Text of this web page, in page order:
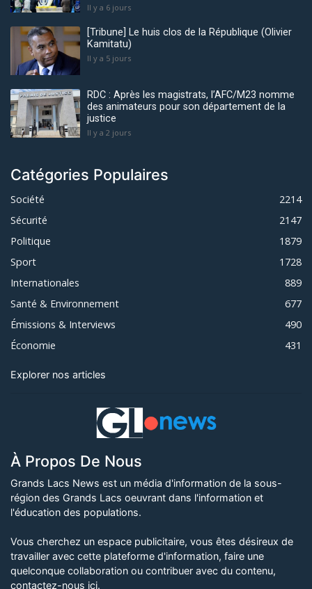
Il y a 6 jours
[Tribune] Le huis clos de la République (Olivier
Kamitatu)
Il y a 5 jours
RDC : Après les magistrats, l’AFC/M23 nomme
des animateurs pour son département de la
justice
Il y a 2 jours
Catégories Populaires
Société
2214
Sécurité
2147
Politique
1879
Sport
1728
Internationales
889
Santé & Environnement
677
Émissions & Interviews
490
Économie
431
Explorer nos articles
À Propos De Nous
Grands Lacs News est un média d'information de la sous-
région des Grands Lacs oeuvrant dans l'information et
l'éducation des populations.
Vous cherchez un espace publicitaire, vous êtes désireux de
travailler avec cette plateforme d'information, faire une
quelconque collaboration ou contribuer avec du contenu,
contactez-nous ici.